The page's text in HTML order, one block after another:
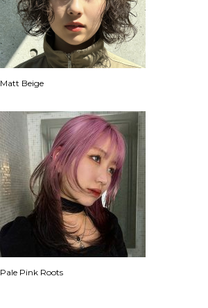
Matt Beige
Pale Pink Roots